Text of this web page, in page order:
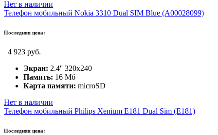
Нет в наличии
Телефон мобильный Nokia 3310 Dual SIM Blue (A00028099)
Последняя цена:
4 923 руб.
Экран: 2.4'' 320x240
Память: 16 Мб
Карта памяти: microSD
Нет в наличии
Телефон мобильный Philips Xenium E181 Dual Sim (E181)
Последняя цена: